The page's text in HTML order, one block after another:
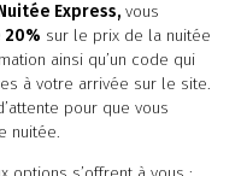
Express,vous
sur le prix de la nuitée
ainsi qu’un code qui
à votre arrivée sur le site.
pour que vous
nuitée.